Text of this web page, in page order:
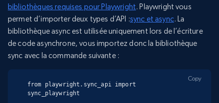
bibliothèques requises pour Playwright. Playwright vous
permet d’importer deux types d’API :sync et async. La
bibliothèque async est utilisée uniquement lors de l’écriture
de code asynchrone, vous importez donc la bibliothèque
sync avec la commande suivante :
from playwright.sync_api import
sync_playwright
Copy